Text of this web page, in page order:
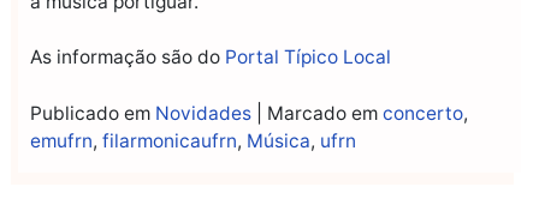
As informação são do Portal Típico Local
Publicado em Novidades Marcado em concerto,
emufrn, filarmonicaufrn, Música, ufrn